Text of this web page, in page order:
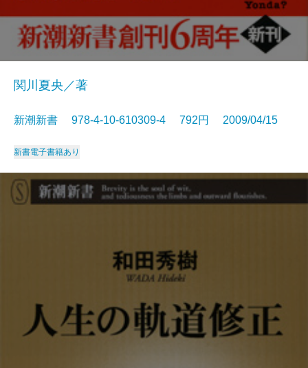
関川夏央／著
新潮新書 978-4-10-610309-4 792円 2009/04/15
新書電子書籍あり